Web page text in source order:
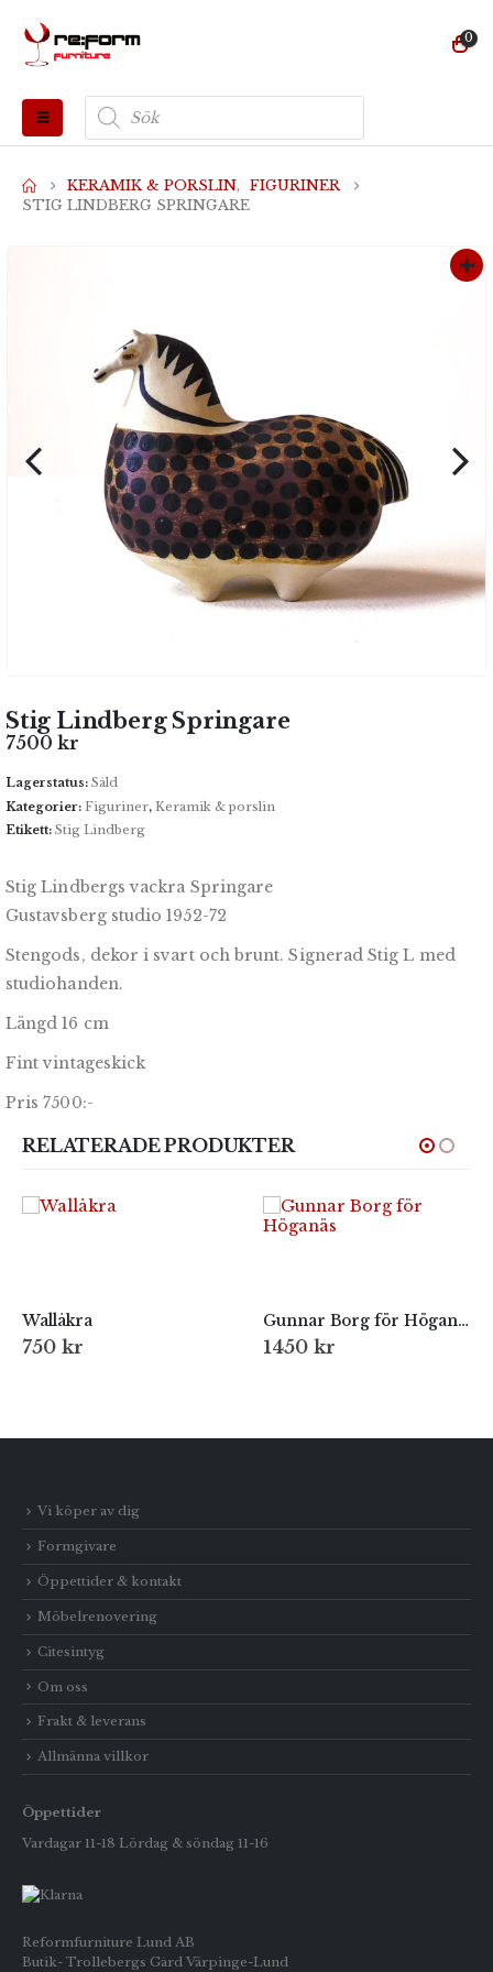
0
Produktsökning
KERAMIK & PORSLIN, FIGURINER
STIG LINDBERG SPRINGARE
Stig Lindberg Springare
7500 kr
Lagerstatus: Såld
Kategorier: Figuriner, Keramik & porslin
Etikett: Stig Lindberg
Stig Lindbergs vackra Springare
Gustavsberg studio 1952-72
Stengods, dekor i svart och brunt. Signerad Stig L med
studiohanden.
Längd 16 cm
Fint vintageskick
Pris 7500:-
RELATERADE PRODUKTER
Wallåkra
750 kr
Gunnar Borg för Höganäs
1450 kr
Vi köper av dig
Formgivare
Öppettider & kontakt
Möbelrenovering
Citesintyg
Om oss
Frakt & leverans
Allmänna villkor
Öppettider
Vardagar 11-18 Lördag & söndag 11-16
Reformfurniture Lund AB
Butik- Trollebergs Gård Värpinge-Lund